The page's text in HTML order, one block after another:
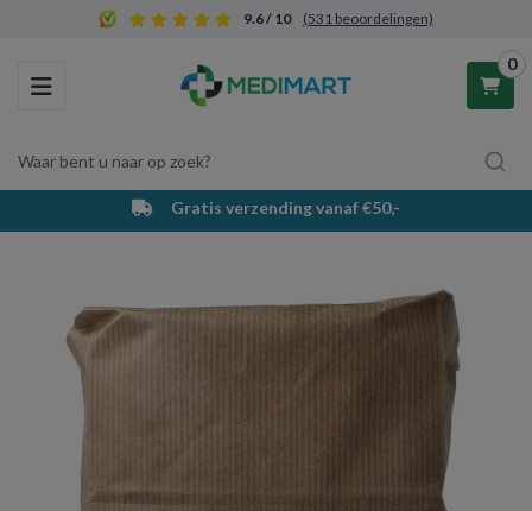
9.6 / 10 (531 beoordelingen)
Toggle navigation
Waar bent u naar op zoek?
0
Winkelwagen
Uw winkelwagen is leeg.
Gratis verzending vanaf €50,-